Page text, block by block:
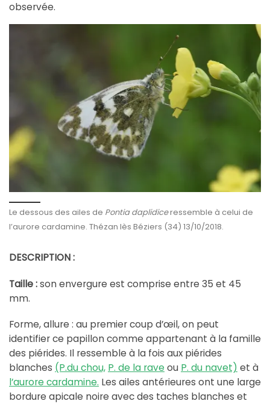
observée.
Le dessous des ailes de Pontia daplidiceressemble à celui de
l’aurore cardamine. Thézan lès Béziers (34) 13/10/2018.
DESCRIPTION :
Taille :son envergure est comprise entre 35 et 45
mm.
Forme, allure : au premier coup d’œil, on peut
identifier ce papillon comme appartenant à la famille
des piérides. Il ressemble à la fois aux piérides
blanches (P.du chou, P. de la rave ou P. du navet) et à
l’aurore cardamine. Les ailes antérieures ont une large
bordure apicale noire avec des taches blanches et